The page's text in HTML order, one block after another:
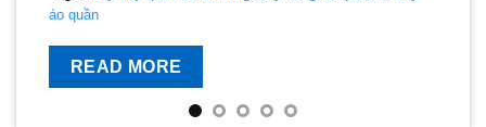
áo quần
READ MORE